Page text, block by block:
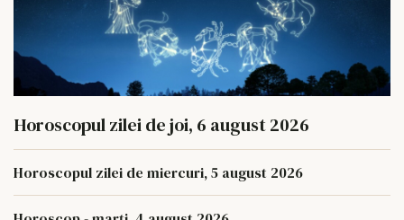
Horoscopul zilei de joi, 6 august 2026
Horoscopul zilei de miercuri, 5 august 2026